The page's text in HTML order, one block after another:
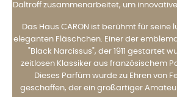
Daltroff zusammenarbeitet, um
Das Haus CARON ist berühmt für seine
eleganten Fläschchen. Einer der
"Black Narcissus", der 1911 gestartet
zeitlosen Klassiker aus französischem
Dieses Parfüm wurde zu Ehren von
geschaffen, der ein großartiger